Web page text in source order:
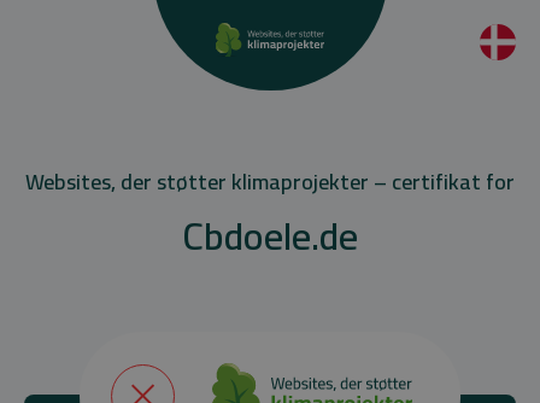
Websites, der støtter klimaprojekter – certifikat for
Cbdoele.de